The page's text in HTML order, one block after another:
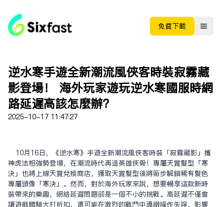
免费下载
逆水寒手遊全新潮流風俠客時裝寂霧藏
影登場！ 海外玩家遊玩逆水寒國服時網
路延遲高該怎麼辦？
2025-10-17 11:47:27
10月16日，《逆水寒》手遊全新潮流風俠客時裝「寂霧藏影」攜
神虎法相強勢登場，在潮流時代再造英雄俠骨！專屬天賞髮型「寒
決」也將上線天賞兌換商店，獲取天賞髮型後將同步解鎖稀有髮色
專屬頭像「寒決」。然而，對於海外玩家來說，想要暢享這款新時
裝帶來的樂趣，網絡延遲問題卻是一個不小的挑戰。高延遲不僅會
讓遊戲體驗大打折扣，還可能在激烈的戰鬥中導致操作失誤，影響